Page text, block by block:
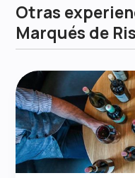
Otras
Marqués de